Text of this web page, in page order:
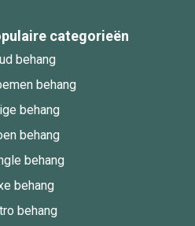
categorieën
behang
behang
behang
behang
behang
behang
behang